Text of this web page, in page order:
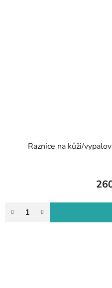
Raznice na kůži/